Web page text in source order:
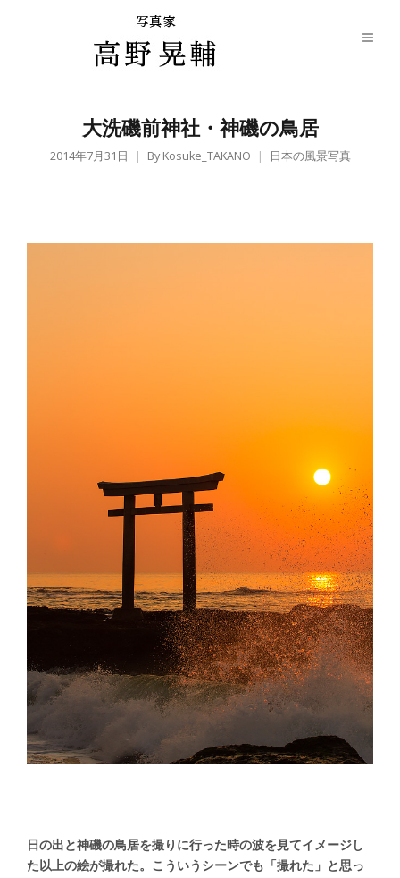
大洗磯前神社・神磯の鳥居
2014年7月31日 By Kosuke_TAKANO 日本の風景写真
日の出と神磯の鳥居を撮りに行った時の波を見てイメージし
た以上の絵が撮れた。こういうシーンでも「撮れた」と思っ